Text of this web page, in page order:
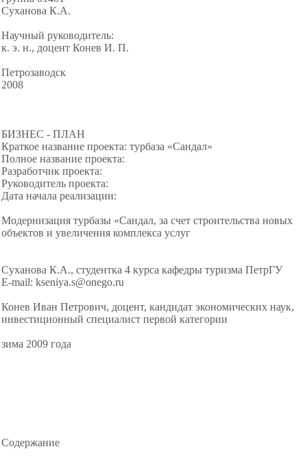
Суханова К.А.
Научный руководитель:
к. э. н., доцент Конев И. П.
Петрозаводск
2008
БИЗНЕС - ПЛАН
Краткое название проекта: турбаза «Сандал»
Полное название проекта:
Разработчик проекта:
Руководитель проекта:
Дата начала реализации:
Модернизация турбазы «Сандал, за счет строительства новых
объектов и увеличения комплекса услуг
Суханова К.А., студентка 4 курса кафедры туризма ПетрГУ
Е-mail: kseniya.s@onego.ru
Конев Иван Петрович, доцент, кандидат экономических наук,
инвестиционный специалист первой категории
зима 2009 года
Содержание